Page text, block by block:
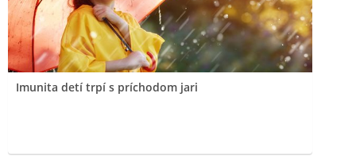
Imunita detí trpí s príchodom jari